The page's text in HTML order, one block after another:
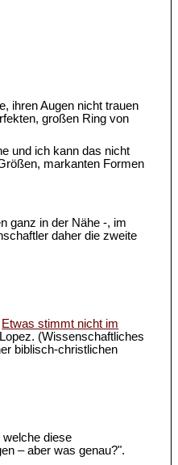
ihren Augen nicht trauen
großen Ring von
und ich kann das nicht
markanten Formen
ganz in der Nähe -, im
daher die zweite
Etwas stimmt nicht im
(Wissenschaftliches
biblisch-christlichen
welche diese
– aber was genau?".